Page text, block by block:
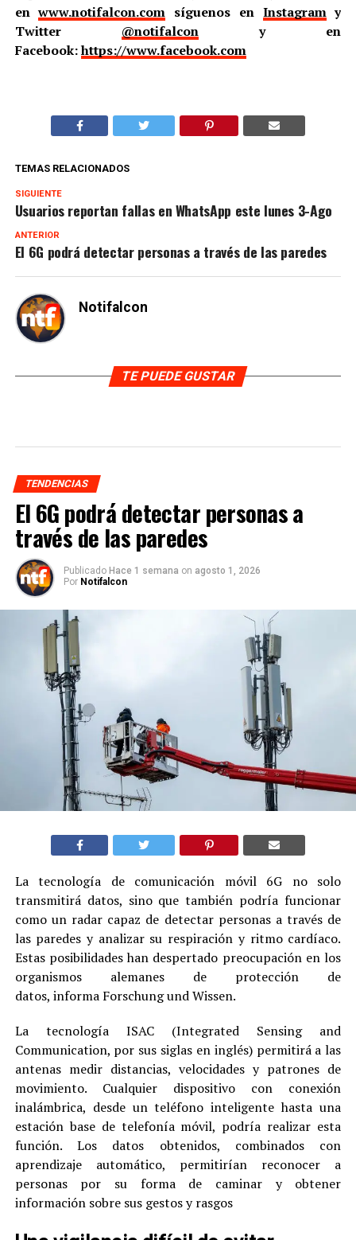
enwww.notifalcon.com síguenos en Instagramy
Twitter @notifalcony en
Facebook:https://www.facebook.com
TEMAS RELACIONADOS
SIGUIENTE
Usuarios reportan fallas en WhatsApp este lunes 3-Ago
ANTERIOR
El 6G podrá detectar personas a través de las paredes
Notifalcon
TE PUEDE GUSTAR
TENDENCIAS
El 6G podrá detectar personas a
través de las paredes
Publicado Hace 1 semana on agosto 1, 2026
Por Notifalcon
La tecnología de comunicación móvil 6G no solo
transmitirá datos, sino que también podría funcionar
como un radar capaz de detectar personas a través de
las paredes y analizar su respiración y ritmo cardíaco.
Estas posibilidades han despertado preocupación en los
organismos alemanes de protección de
datos, informa Forschung und Wissen.
La tecnología ISAC (Integrated Sensing and
Communication, por sus siglas en inglés) permitirá a las
antenas medir distancias, velocidades y patrones de
movimiento. Cualquier dispositivo con conexión
inalámbrica, desde un teléfono inteligente hasta una
estación base de telefonía móvil, podría realizar esta
función. Los datos obtenidos, combinados con
aprendizaje automático, permitirían reconocer a
personas por su forma de caminar y obtener
información sobre sus gestos y rasgos